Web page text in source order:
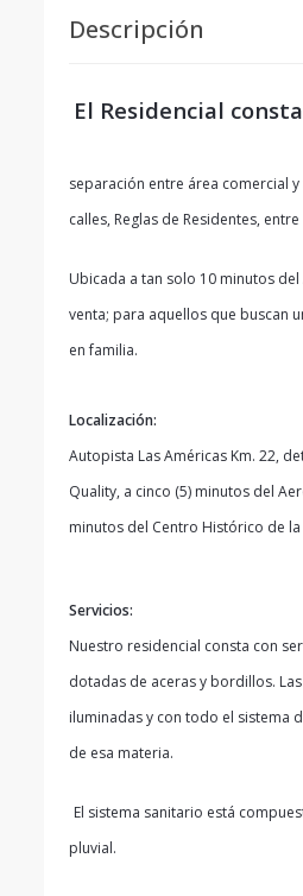
Descripción
El Residencial
separación entre área comercial
calles, Reglas de Residentes,
Ubicada a tan solo 10 minutos
venta; para aquellos que buscan
en familia.
Localización:
Autopista Las Américas Km. 22,
Quality, a cinco (5) minutos del
minutos del Centro Histórico de
Servicios:
Nuestro residencial consta con
dotadas de aceras y bordillos.
iluminadas y con todo el sistema
de esa materia.
El sistema sanitario está
pluvial.